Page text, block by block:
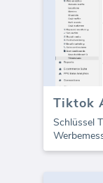
Schlüssel